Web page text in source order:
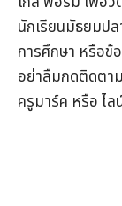
นักเรียนมัธยมป
การศึกษา หรือข้
อย่าลืมกดติดตา
ครูมาร์ค หรือ ไ